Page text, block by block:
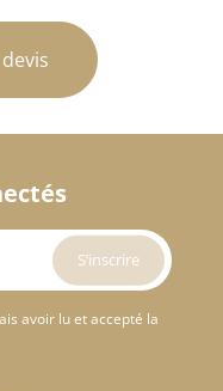
avoir lu et accepté la